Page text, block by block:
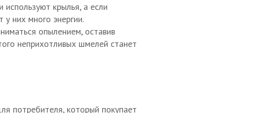
крылья, а если
них много энергии.
опылением, оставив
неприхотливых шмелей станет
потребителя, который покупает